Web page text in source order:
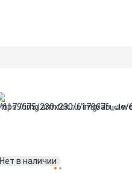
Нет в наличии